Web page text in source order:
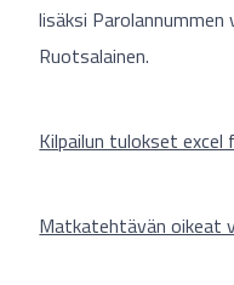
lisäksi
Ruotsalainen.
Kilpailun tulokset
Matkatehtävän oikeat